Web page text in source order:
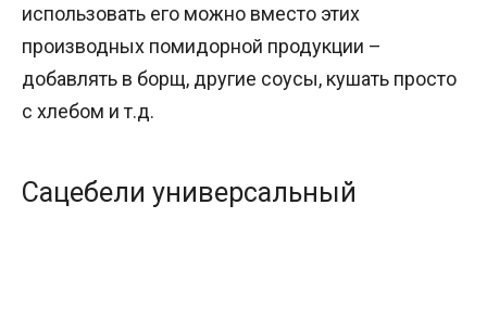
использовать его можно вместо этих
производных помидорной продукции –
добавлять в борщ, другие соусы, кушать просто
с хлебом и т.д.
Сацебели универсальный